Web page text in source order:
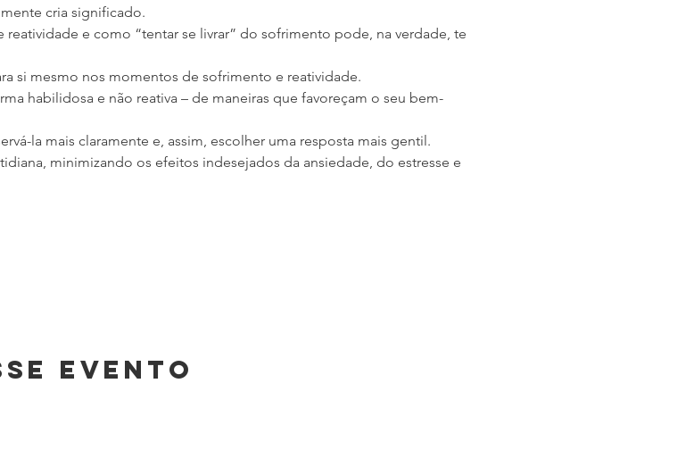
cria significado.
reatividade e como “tentar se livrar” do sofrimento pode, na verdade, te
si mesmo nos momentos de sofrimento e reatividade.
habilidosa e não reativa – de maneiras que favoreçam o seu bem-
la mais claramente e, assim, escolher uma resposta mais gentil.
minimizando os efeitos indesejados da ansiedade, do estresse e
evento